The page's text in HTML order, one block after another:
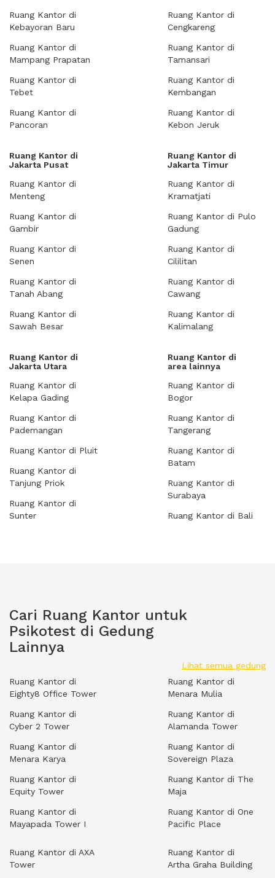
Ruang Kantor di
Kebayoran Baru
Ruang Kantor di
Mampang Prapatan
Ruang Kantor di
Tebet
Ruang Kantor di
Pancoran
Ruang Kantor di
Cengkareng
Ruang Kantor di
Tamansari
Ruang Kantor di
Kembangan
Ruang Kantor di
Kebon Jeruk
Ruang Kantor di
Jakarta Pusat
Ruang Kantor di
Menteng
Ruang Kantor di
Gambir
Ruang Kantor di
Senen
Ruang Kantor di
Tanah Abang
Ruang Kantor di
Sawah Besar
Ruang Kantor di
Jakarta Timur
Ruang Kantor di
Kramatjati
Ruang Kantor di Pulo
Gadung
Ruang Kantor di
Cililitan
Ruang Kantor di
Cawang
Ruang Kantor di
Kalimalang
Ruang Kantor di
Jakarta Utara
Ruang Kantor di
Kelapa Gading
Ruang Kantor di
Pademangan
Ruang Kantor di Pluit
Ruang Kantor di
Tanjung Priok
Ruang Kantor di
Sunter
Ruang Kantor di
area lainnya
Ruang Kantor di
Bogor
Ruang Kantor di
Tangerang
Ruang Kantor di
Batam
Ruang Kantor di
Surabaya
Ruang Kantor di Bali
Cari Ruang Kantor untuk
Psikotest di Gedung
Lainnya
Lihat semua gedung
Ruang Kantor di
Eighty8 Office Tower
Ruang Kantor di
Cyber 2 Tower
Ruang Kantor di
Menara Karya
Ruang Kantor di
Equity Tower
Ruang Kantor di
Mayapada Tower I
Ruang Kantor di
Menara Mulia
Ruang Kantor di
Alamanda Tower
Ruang Kantor di
Sovereign Plaza
Ruang Kantor di The
Maja
Ruang Kantor di One
Pacific Place
Ruang Kantor di AXA
Tower
Ruang Kantor di
Artha Graha Building